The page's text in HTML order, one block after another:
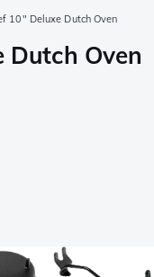
10" Deluxe Dutch Oven
Dutch Oven